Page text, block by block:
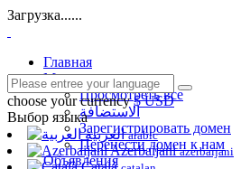
Загрузка......
Главная
Магазин
Просмотреть все
الاستضافة
Зарегистрировать домен
Перенести домен к нам
Объявления
choose your currency $ USD
Выбор языка
العربيةarabic
Azerbaijaniazerbaijani